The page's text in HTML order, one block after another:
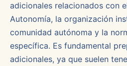
adicionales relacionados con
Autonomía, la organización
comunidad autónoma y la
específica. Es fundamental
adicionales, ya que suelen